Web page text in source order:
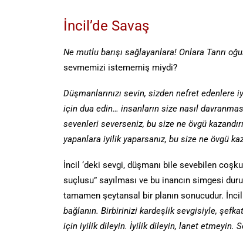
İncil’de Savaş
Ne mutlu barışı sağlayanlara! Onlara Tanrı
sevmemizi istememiş miydi?
Düşmanlarınızı sevin, sizden nefret
için dua edin… insanların size nasıl
sevenleri severseniz, bu size ne övgü
yapanlara iyilik yaparsanız, bu size ne övgü
İncil ‘deki sevgi, düşmanı bile sevebilen
suçlusu” sayılması ve bu inancın simgesi
tamamen şeytansal bir planın sonucudur. İncil
bağlanın. Birbirinizi kardeşlik sevgisiyle,
için iyilik dileyin. İyilik dileyin, lanet etmeyin.